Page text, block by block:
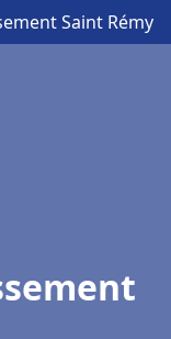
Saint Rémy